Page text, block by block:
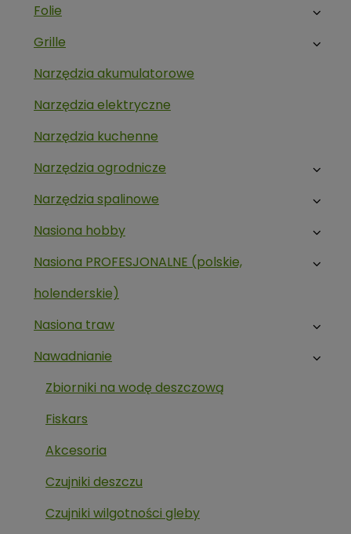
Folie
Grille
Narzędzia akumulatorowe
Narzędzia elektryczne
Narzędzia kuchenne
Narzędzia ogrodnicze
Narzędzia spalinowe
Nasiona hobby
Nasiona PROFESJONALNE (polskie,
holenderskie)
Nasiona traw
Nawadnianie
Zbiorniki na wodę deszczową
Fiskars
Akcesoria
Czujniki deszczu
Czujniki wilgotności gleby